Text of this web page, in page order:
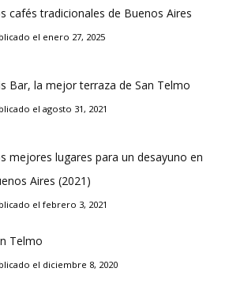
cafés tradicionales de Buenos Aires
el enero 27, 2025
Bar, la mejor terraza de San Telmo
el agosto 31, 2021
mejores lugares para un desayuno en
Aires (2021)
el febrero 3, 2021
Telmo
el diciembre 8, 2020